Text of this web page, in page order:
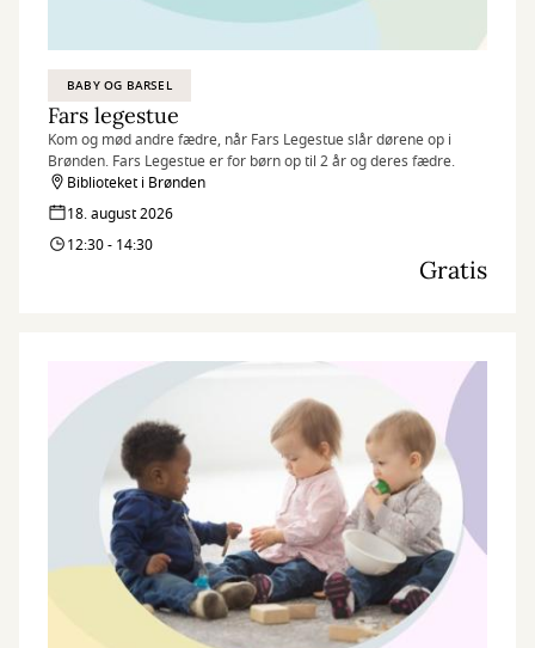
BABY OG BARSEL
Fars legestue
Kom og mød andre fædre, når Fars Legestue slår dørene op i
Brønden. Fars Legestue er for børn op til 2 år og deres fædre.
Biblioteket i Brønden
18. august 2026
12:30 - 14:30
Gratis